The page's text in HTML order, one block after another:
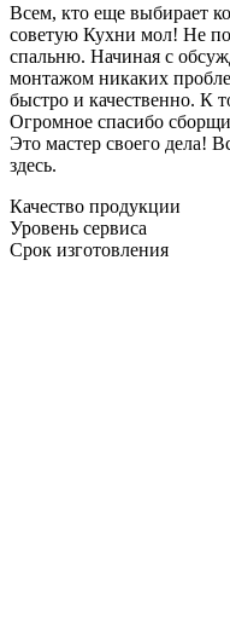
Всем, кто еще выбирает
советую Кухни мол! Не
спальню. Начиная с
монтажом никаких
быстро и качественно. К
Огромное спасибо
Это мастер своего дела!
здесь.
Качество продукции
Уровень сервиса
Срок изготовления